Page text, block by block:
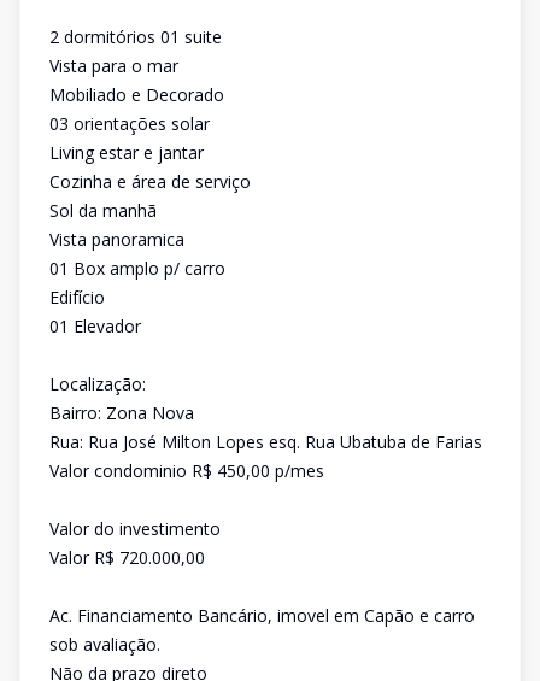
2 dormitórios 01 suite
Vista para o mar
Mobiliado e Decorado
03 orientações solar
Living estar e jantar
Cozinha e área de serviço
Sol da manhã
Vista panoramica
01 Box amplo p/ carro
Edifício
01 Elevador
Localização:
Bairro: Zona Nova
Rua: Rua José Milton Lopes esq. Rua Ubatuba de Farias
Valor condominio R$ 450,00 p/mes
Valor do investimento
Valor R$ 720.000,00
Ac. Financiamento Bancário, imovel em Capão e carro
sob avaliação.
Não da prazo direto